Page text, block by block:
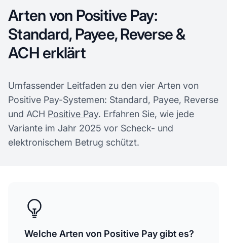
Arten von Positive Pay:
Standard, Payee, Reverse &
ACH erklärt
Umfassender Leitfaden zu den vier Arten von
Positive Pay-Systemen: Standard, Payee, Reverse
und ACH Positive Pay. Erfahren Sie, wie jede
Variante im Jahr 2025 vor Scheck- und
elektronischem Betrug schützt.
Welche Arten von Positive Pay gibt es?